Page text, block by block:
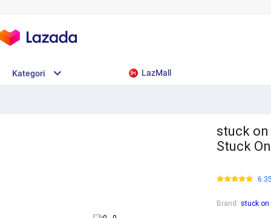
Kategori LazMall
stuck on
Stuck
Brand : stuck on